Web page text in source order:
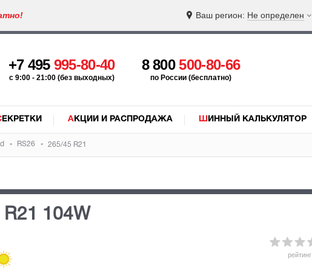
Ваш регион: Не определен
+7 495 995-80-40
c 9:00 - 21:00 (без выходных)
8 800500-80-66
по России (бесплатно)
СЕКРЕТКИ АКЦИИ И РАСПРОДАЖА ШИННЫЙ КАЛЬКУЛЯТОР
RS26 265/45 R21
104W
рейтинг